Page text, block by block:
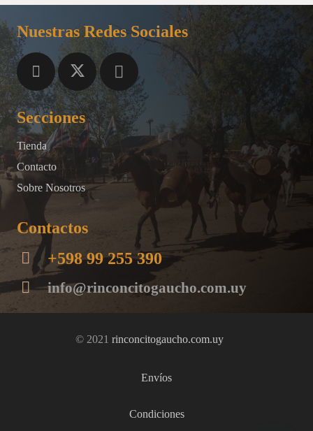
Nuestras Redes Sociales
Secciones
Tienda
Contacto
Sobre Nosotros
Contactos
+598 99 255 390
info@rinconcitogaucho.com.uy
© 2021rinconcitogaucho.com.uy
Envíos
Condiciones